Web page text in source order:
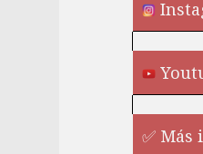
✅